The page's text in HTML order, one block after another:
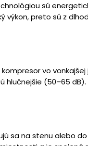
sú
výkon, preto sú z
vo
hlučnejšie (50–65 dB).
sa na stenu alebo